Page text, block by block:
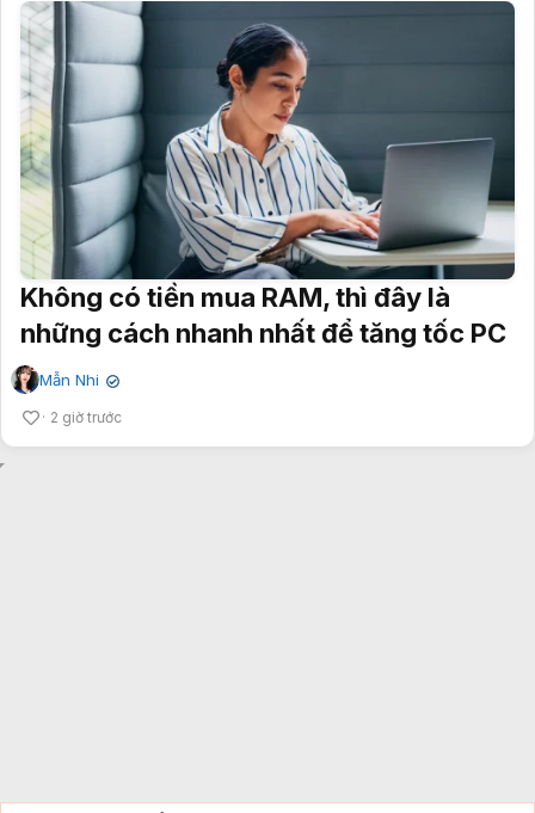
Không có tiền mua RAM, thì đây là
những cách nhanh nhất để tăng tốc PC
Mẫn Nhi ✔
2 giờ trước